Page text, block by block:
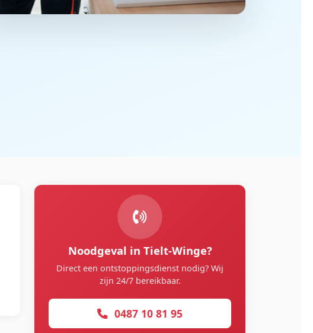
Noodgeval in Tielt-Winge?
Direct een ontstoppingsdienst nodig? Wij
zijn 24/7 bereikbaar.
0487 10 81 95